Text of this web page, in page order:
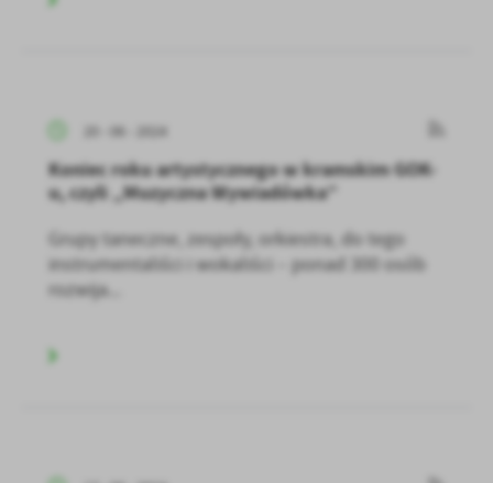
20 - 06 - 2024
Koniec roku artystycznego w kramskim GOK-
u, czyli „Muzyczna Wywiadówka”
Grupy taneczne, zespoły, orkiestra, do tego
instrumentaliści i wokaliści – ponad 300 osób
rozwija...